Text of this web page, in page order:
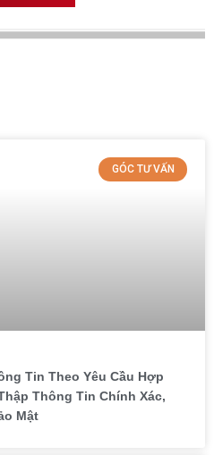
GÓC TƯ VẤN
Tin Theo Yêu Cầu Hợp
Thông Tin Chính Xác,
Mật